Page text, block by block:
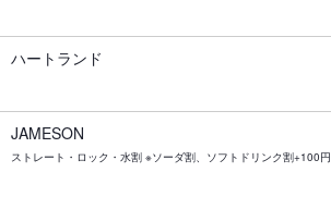
ハートランド
JAMESON
ストレート・ロック・水割 ※ソーダ割、ソフトドリンク割+100円